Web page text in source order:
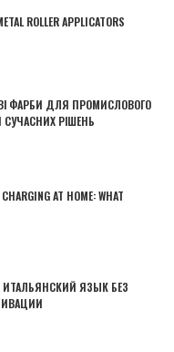
ROLLER APPLICATORS
ФАРБИ ДЛЯ ПРОМИСЛОВОГО
СУЧАСНИХ РІШЕНЬ
AT HOME: WHAT
ЯЗЫК БЕЗ